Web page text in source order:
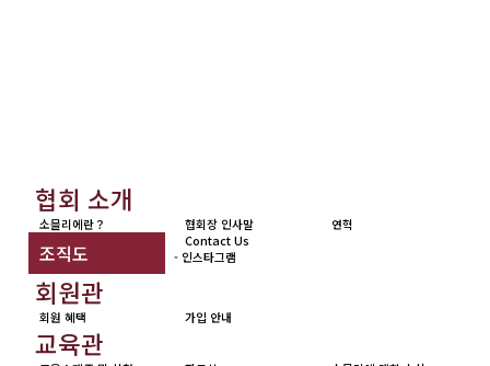
협회 소개
소믈리에란？ 협회장 인사말 연혁
조직도
Contact Us
- 인스타그램
회원관
회원 혜택 가입 안내
교육관